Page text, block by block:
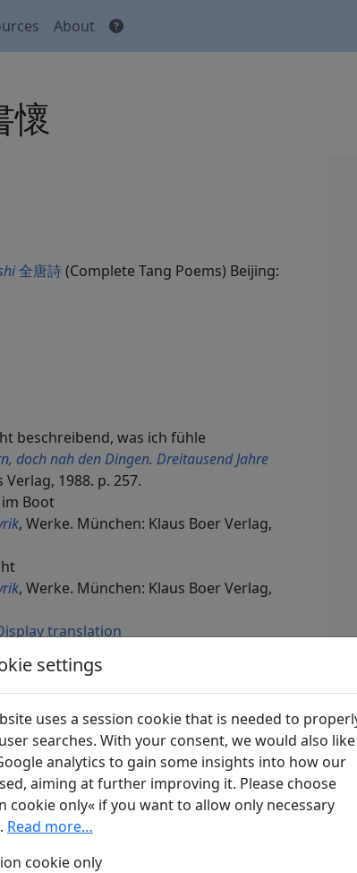
About
懷
全唐詩(Complete Tang Poems) Beijing:
beschreibend, was ich fühle
doch nah den Dingen. Dreitausend Jahre
1988. p. 257.
Boot
, Werke. München: Klaus Boer Verlag,
, Werke. München: Klaus Boer Verlag,
translation
Universität. Hamburg: Friederichsen,
ein sanfter Wind
China. Düsseldorf: Selbstverlag, 1989. p.
. Frankfurt a. M.: S. Fischer Verlag,
settings
uses a session cookie that is needed to
searches. With your consent, we would also like
analytics to gain some insights into how our
aiming at further improving it. Please choose
cookie only« if you want to allow only necessary
Read more…
cookie only